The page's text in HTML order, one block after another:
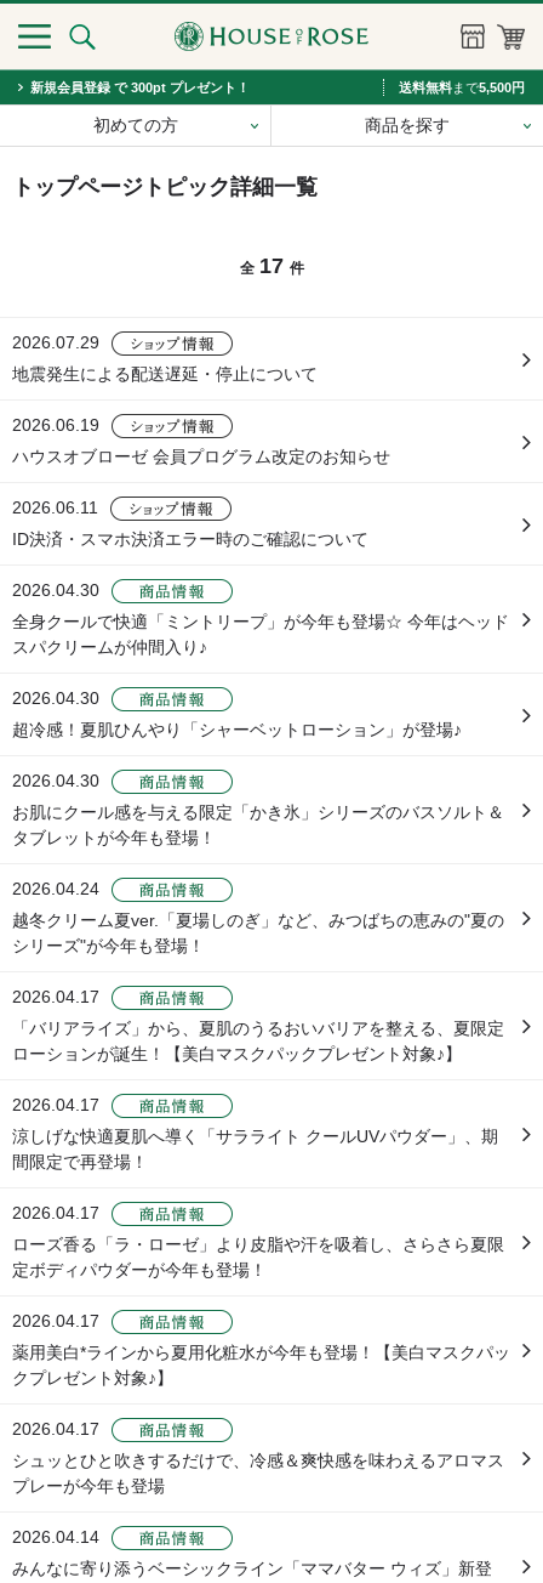
新規会員登録 で 300pt プレゼント！ 送料無料まで5,500円
初めての方 商品を探す
トップページトピック詳細一覧
全 17 件
2026.07.29
地震発生による配送遅延・停止について
2026.06.19
ハウスオブローゼ 会員プログラム改定のお知らせ
2026.06.11
ID決済・スマホ決済エラー時のご確認について
2026.04.30
全身クールで快適「ミントリープ」が今年も登場☆ 今年はヘッド
スパクリームが仲間入り♪
2026.04.30
超冷感！夏肌ひんやり「シャーベットローション」が登場♪
2026.04.30
お肌にクール感を与える限定「かき氷」シリーズのバスソルト＆
タブレットが今年も登場！
2026.04.24
越冬クリーム夏ver.「夏場しのぎ」など、みつばちの恵みの"夏の
シリーズ"が今年も登場！
2026.04.17
「バリアライズ」から、夏肌のうるおいバリアを整える、夏限定
ローションが誕生！【美白マスクパックプレゼント対象♪】
2026.04.17
涼しげな快適夏肌へ導く「サラライト クールUVパウダー」、期
間限定で再登場！
2026.04.17
ローズ香る「ラ・ローゼ」より皮脂や汗を吸着し、さらさら夏限
定ボディパウダーが今年も登場！
2026.04.17
薬用美白*ラインから夏用化粧水が今年も登場！【美白マスクパッ
クプレゼント対象♪】
2026.04.17
シュッとひと吹きするだけで、冷感＆爽快感を味わえるアロマス
プレーが今年も登場
2026.04.14
みんなに寄り添うベーシックライン「ママバター ウィズ」新登